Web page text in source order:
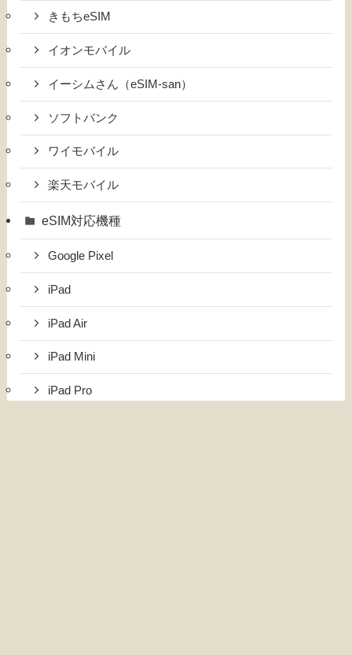
きもちeSIM
イオンモバイル
イーシムさん（eSIM-san）
ソフトバンク
ワイモバイル
楽天モバイル
eSIM対応機種
Google Pixel
iPad
iPad Air
iPad Mini
iPad Pro